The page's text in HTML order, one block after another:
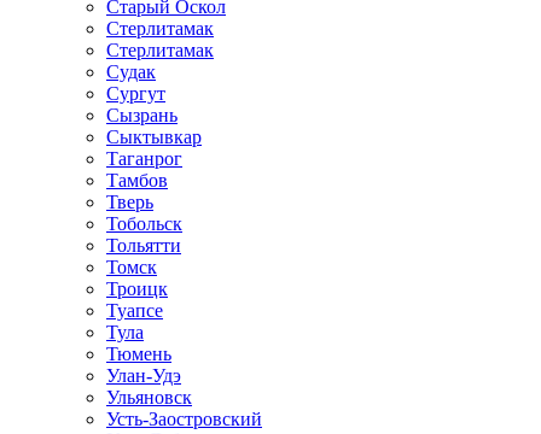
Старый Оскол
Стерлитамак
Стерлитамак
Судак
Сургут
Сызрань
Сыктывкар
Таганрог
Тамбов
Тверь
Тобольск
Тольятти
Томск
Троицк
Туапсе
Тула
Тюмень
Улан-Удэ
Ульяновск
Усть-Заостровский